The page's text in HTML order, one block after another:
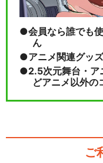
会員なら誰でも
ん
アニメ関連グッ
2.5次元舞台・ア
どアニメ以外の
ご